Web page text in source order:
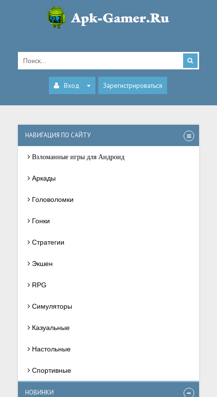
Вход Зарегистрироваться
НАВИГАЦИЯ ПО САЙТУ
Взломанные игры для Андроид
Аркады
Головоломки
Гонки
Стратегии
Экшен
RPG
Симуляторы
Казуальные
Настольные
Спортивные
НОВИНКИ